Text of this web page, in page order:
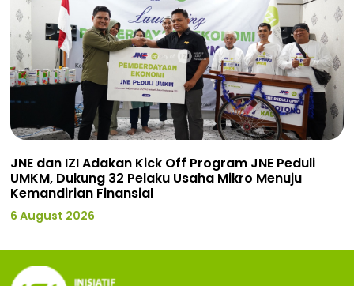
JNE dan IZI Adakan Kick Off Program JNE Peduli
UMKM, Dukung 32 Pelaku Usaha Mikro Menuju
Kemandirian Finansial
6 August 2026